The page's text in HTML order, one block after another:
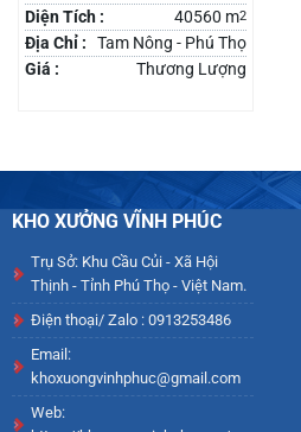
Diện Tích :
40560 m2
Địa Chỉ :
Tam Nông - Phú Thọ
Giá :
Thương Lượng
KHO XƯỞNG VĨNH PHÚC
Trụ Sở: Khu Cầu Củi - Xã Hội
Thịnh - Tỉnh Phú Thọ - Việt Nam.
Điện thoại/ Zalo : 0913253486
Email:
khoxuongvinhphuc@gmail.com
Web: